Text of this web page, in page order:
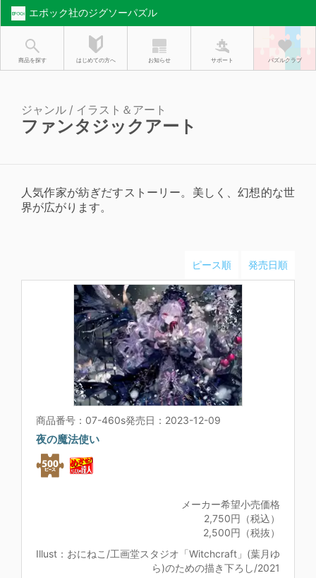
エポック社のジグソーパズル
商品を探す はじめての方へ お知らせ サポート パズルクラブ
ジャンル / イラスト＆アート
ファンタジックアート
人気作家が紡ぎだすストーリー。美しく、幻想的な世
界が広がります。
ピース順 発売日順
商品番号：07-460s発売日：2023-12-09
夜の魔法使い
メーカー希望小売価格
2,750円（税込）
2,500円（税抜）
Illust：おにねこ/工画堂スタジオ「Witchcraft」(葉月ゆ
ら)のための描き下ろし/2021